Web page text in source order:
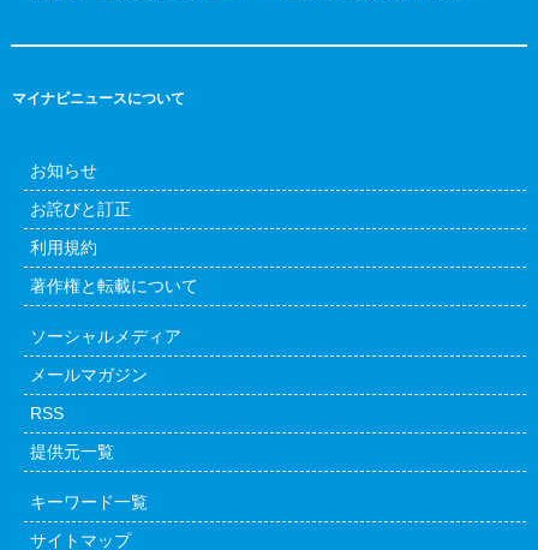
マイナビニュースについて
お知らせ
お詫びと訂正
利用規約
著作権と転載について
ソーシャルメディア
メールマガジン
RSS
提供元一覧
キーワード一覧
サイトマップ